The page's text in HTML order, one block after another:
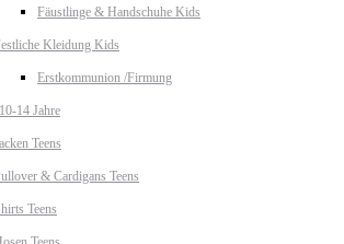
Fäustlinge & Handschuhe Kids
Kleidung Kids
Erstkommunion /Firmung
14 Jahre
Teens
& Cardigans Teens
Teens